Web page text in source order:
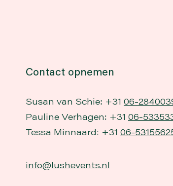
Contact opnemen
Susan van Schie: +31 06-
Pauline Verhagen: +31 06-
Tessa Minnaard: +31 06-
info@lushevents.nl